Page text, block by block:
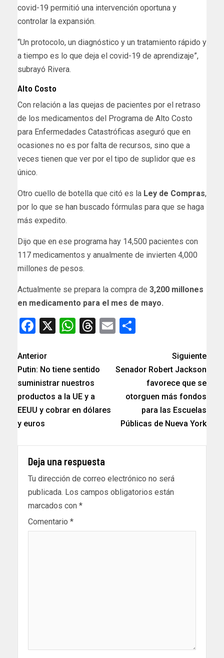
covid-19 permitió una intervención oportuna y
controlar la expansión.
“Un protocolo, un diagnóstico y un tratamiento rápido y
a tiempo es lo que deja el covid-19 de aprendizaje”,
subrayó Rivera.
Alto Costo
Con relación a las quejas de pacientes por el retraso
de los medicamentos del Programa de Alto Costo
para Enfermedades Catastróficas aseguró que en
ocasiones no es por falta de recursos, sino que a
veces tienen que ver por el tipo de suplidor que es
único.
Otro cuello de botella que citó es la Ley de Compras,
por lo que se han buscado fórmulas para que se haga
más expedito.
Dijo que en ese programa hay 14,500 pacientes con
117 medicamentos y anualmente de invierten 4,000
millones de pesos.
Actualmente se prepara la compra de 3,200 millones
en medicamento para el mes de mayo.
Facebook
X WhatsApp
Threads
Email
Anterior
Putin: No tiene sentido
suministrar nuestros
productos a la UE y a
EEUU y cobrar en dólares
y euros
Siguiente
Senador Robert Jackson
favorece que se
otorguen más fondos
para las Escuelas
Públicas de Nueva York
Deja una respuesta
Tu dirección de correo electrónico no será
publicada. Los campos obligatorios están
marcados con *
Comentario *